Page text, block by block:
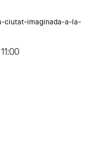
ciutat-imaginada-a-la-
city" at Joan Miró's